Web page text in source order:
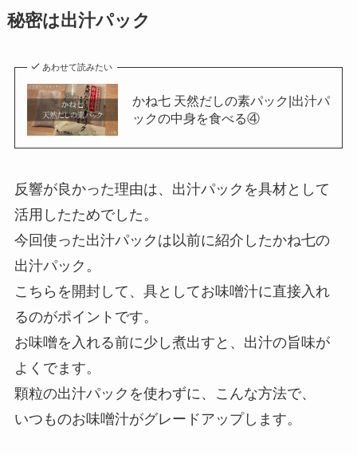
秘密は出汁パック
あわせて読みたい
かね七 天然だしの素パック|出汁パ
ックの中身を食べる④
反響が良かった理由は、出汁パックを具材として
活用したためでした。
今回使った出汁パックは以前に紹介したかね七の
出汁パック。
こちらを開封して、具としてお味噌汁に直接入れ
るのがポイントです。
お味噌を入れる前に少し煮出すと、出汁の旨味が
よくでます。
顆粒の出汁パックを使わずに、こんな方法で、
いつものお味噌汁がグレードアップします。